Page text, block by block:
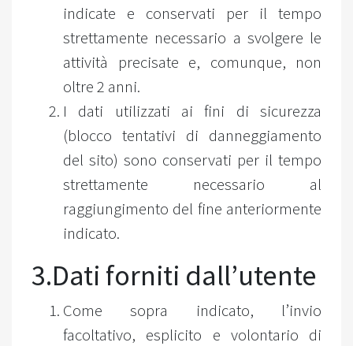
indicate e conservati per il tempo
strettamente necessario a svolgere le
attività precisate e, comunque, non
oltre 2 anni.
I dati utilizzati ai fini di sicurezza
(blocco tentativi di danneggiamento
del sito) sono conservati per il tempo
strettamente necessario al
raggiungimento del fine anteriormente
indicato.
3.Dati forniti dall’utente
Come sopra indicato, l’invio
facoltativo, esplicito e volontario di